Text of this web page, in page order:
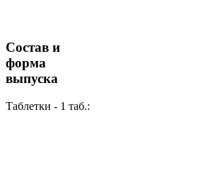
Состав и
форма
выпуска
Таблетки - 1 таб.: